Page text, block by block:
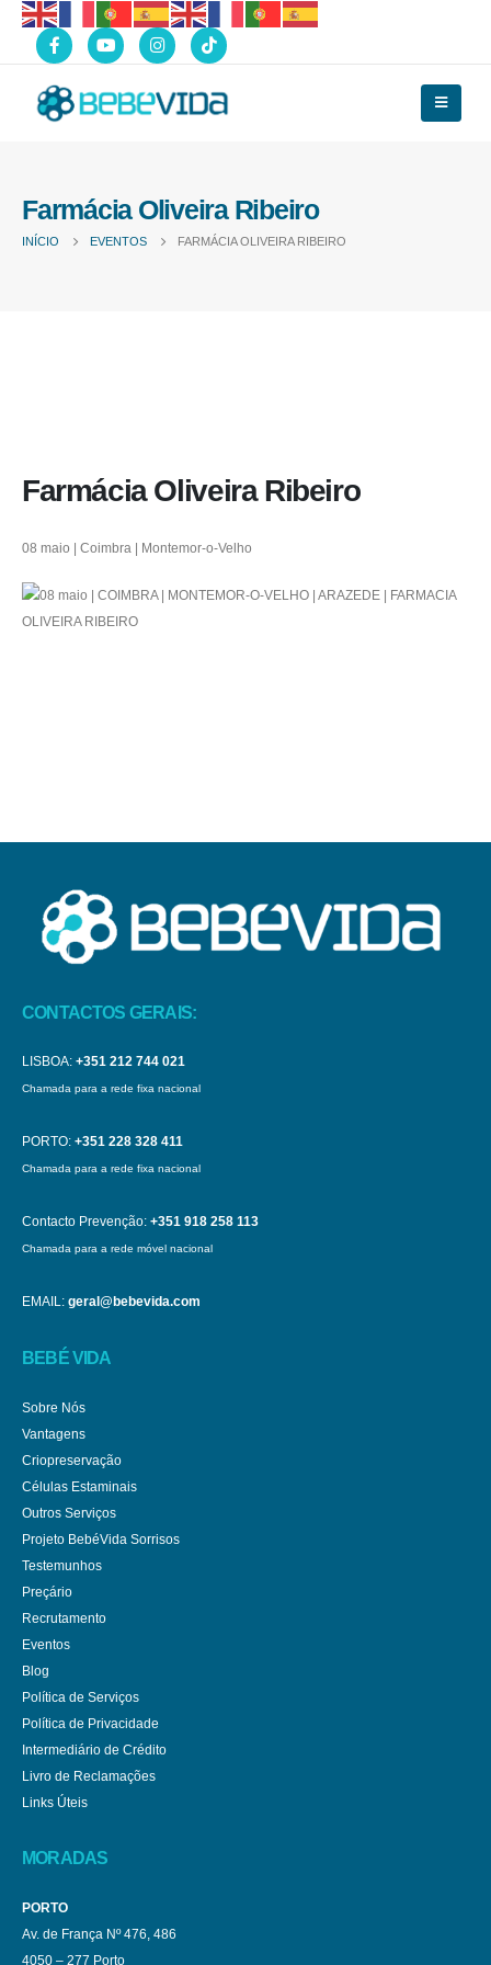
Farmácia Oliveira Ribeiro
INÍCIO EVENTOS FARMÁCIA OLIVEIRA RIBEIRO
Farmácia Oliveira Ribeiro
08 maio | Coimbra | Montemor-o-Velho
CONTACTOS GERAIS:
LISBOA: +351 212 744 021
Chamada para a rede fixa nacional
PORTO: +351 228 328 411
Chamada para a rede fixa nacional
Contacto Prevenção: +351 918 258 113
Chamada para a rede móvel nacional
EMAIL: geral@bebevida.com
BEBÉ VIDA
Sobre Nós
Vantagens
Criopreservação
Células Estaminais
Outros Serviços
Projeto BebéVida Sorrisos
Testemunhos
Preçário
Recrutamento
Eventos
Blog
Política de Serviços
Política de Privacidade
Intermediário de Crédito
Livro de Reclamações
Links Úteis
MORADAS
PORTO
Av. de França Nº 476, 486
4050 – 277 Porto